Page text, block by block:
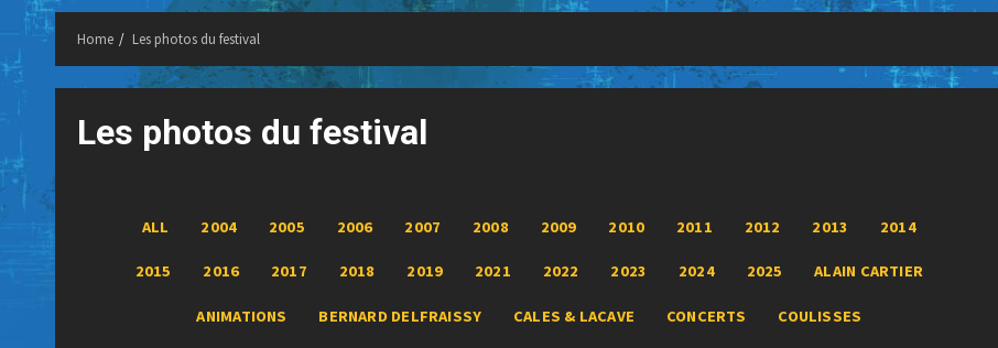
Home Les photos du festival
Les photos du festival
ALL 2004 2005 2006 2007 2008 2009 2010 2011 2012 2013 2014
2015 2016 2017 2018 2019 2021 2022 2023 2024 2025 ALAIN CARTIER
ANIMATIONS BERNARD DELFRAISSY CALES & LACAVE CONCERTS COULISSES